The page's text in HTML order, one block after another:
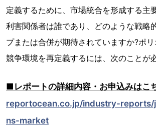
定義するために、市場統合を形成する主
利害関係者は誰であり、どのような戦略
プまたは合併が期待されていますか?ポ
競争環境を再定義するには、次のことが
■レポートの詳細内容・お申込みはこ
reportocean.co.jp/industry-
ns-market